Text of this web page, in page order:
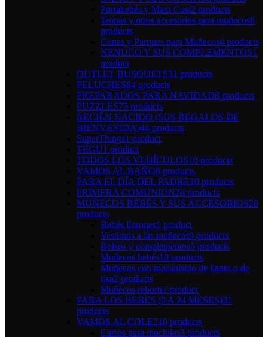
Portabebés y Maxi Cosi2 products
Tronas y otros accesorios para muñecos6
products
Cunas y Parques para Muñecos4 products
NENUCO Y SUS COMPLEMENTOS1
product
OUTLET BUSQUETS31 products
PELUCHES84 products
PREPARADOS PARA NAVIDAD8 products
PUZZLES75 products
RECIÉN NACIDO (SUS REGALOS DE
BIENVENIDA)44 products
SuperThings1 product
TEGU1 product
TODOS LOS VEHÍCULOS10 products
VAMOS AL BAÑO6 products
PARA EL DÍA DEL PADRE10 products
PRIMERA COMUNION28 products
MUÑECOS BEBÉS Y SUS ACCESORIOS28
products
Bebés llorones1 product
Vestimos a las muñecas9 products
Bolsos y complementos5 products
Muñecos bebés10 products
Muñecos con mecanismo de llanto o de
risa2 products
Muñecos reborn1 product
PARA LOS BEBES (0 A 24 MESES)31
products
VAMOS AL COLE210 products
Carros para mochilas3 products